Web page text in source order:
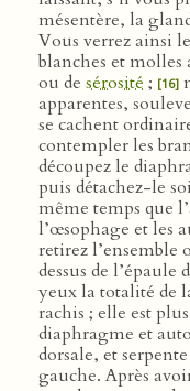
mésentère, la
Vous verrez ainsi
blanches et
ou de sérosité ; [16]
apparentes,
se cachent
contempler les
découpez le
puis détachez-le
même temps que
l’œsophage et les
retirez l’ensemble
dessus de l’épaule
yeux la totalité de
rachis ; elle est
diaphragme et
dorsale, et
gauche. Après